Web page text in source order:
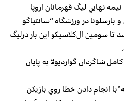
نهايي ليگ قهرمانان اروپا
در ورزشگاه “سانتياگو
تا سومين ال‌كلاسيكو اين بار درليگ
شاگردان گوارديولا به پايان
ودقيقه ۶۰ “په په”با انجام دادن خطا روي بازيكن